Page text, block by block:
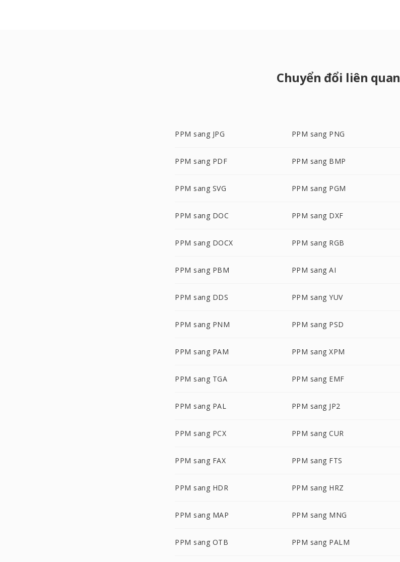
Chuyển đổi liên quan
PPM sang JPG PPM sang PNG
PPM sang PDF PPM sang BMP
PPM sang SVG PPM sang PGM
PPM sang DOC PPM sang DXF
PPM sang DOCX PPM sang RGB
PPM sang PBM PPM sang AI
PPM sang DDS PPM sang YUV
PPM sang PNM PPM sang PSD
PPM sang PAM PPM sang XPM
PPM sang TGA PPM sang EMF
PPM sang PAL PPM sang JP2
PPM sang PCX PPM sang CUR
PPM sang FAX PPM sang FTS
PPM sang HDR PPM sang HRZ
PPM sang MAP PPM sang MNG
PPM sang OTB PPM sang PALM